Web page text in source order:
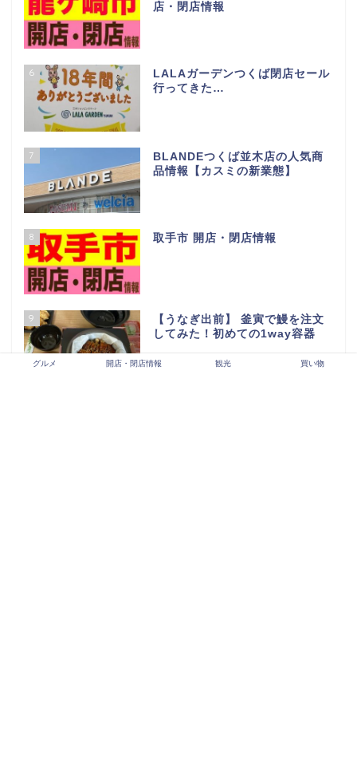
店・閉店情報
6
LALAガーデンつくば閉店セール
行ってきた…
7
BLANDEつくば並木店の人気商
品情報【カスミの新業態】
8 取手市 開店・閉店情報
9
【うなぎ出前】 釜寅で鰻を注文
してみた！初めての1way容器
グルメ 開店・閉店情報 観光 買い物